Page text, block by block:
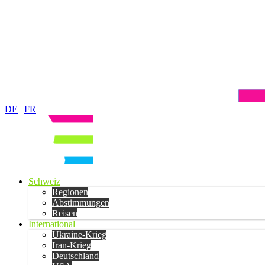
DE | FR
Schweiz
Regionen
Abstimmungen
Reisen
International
Ukraine-Krieg
Iran-Krieg
Deutschland